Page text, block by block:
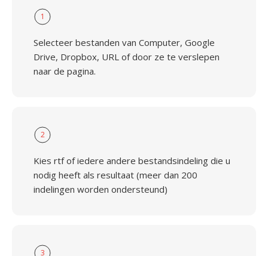
1
Selecteer bestanden van Computer, Google
Drive, Dropbox, URL of door ze te verslepen
naar de pagina.
2
Kies rtf of iedere andere bestandsindeling die u
nodig heeft als resultaat (meer dan 200
indelingen worden ondersteund)
3